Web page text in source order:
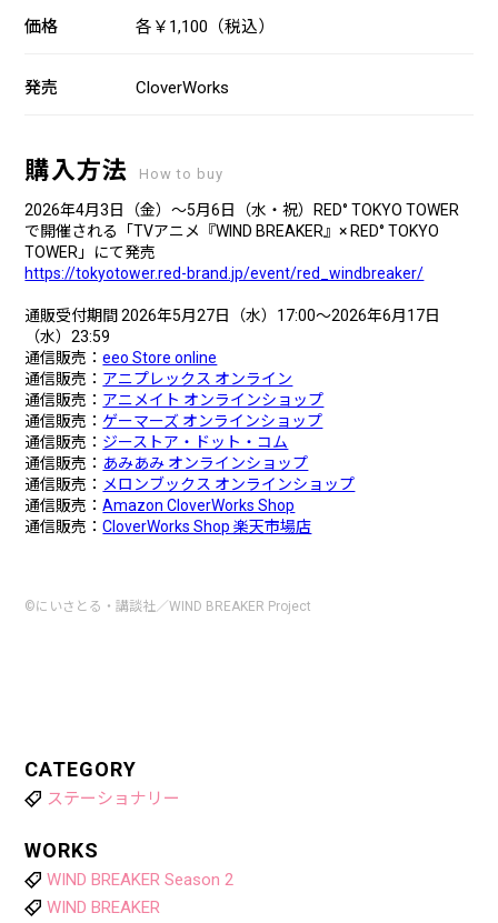
価格 各￥1,100（税込）
発売 CloverWorks
購入方法 How to buy
2026年4月3日（金）～5月6日（水・祝）RED° TOKYO TOWER
で開催される「TVアニメ『WIND BREAKER』× RED° TOKYO
TOWER」にて発売
https://tokyotower.red-brand.jp/event/red_windbreaker/
通販受付期間 2026年5月27日（水）17:00～2026年6月17日
（水）23:59
通信販売：eeo Store online
通信販売： アニプレックス オンライン
通信販売： アニメイト オンラインショップ
通信販売： ゲーマーズ オンラインショップ
通信販売： ジーストア・ドット・コム
通信販売： あみあみ オンラインショップ
通信販売： メロンブックス オンラインショップ
通信販売：Amazon CloverWorks Shop
通信販売：CloverWorks Shop 楽天市場店
©にいさとる・講談社／WIND BREAKER Project
CATEGORY
ステーショナリー
WORKS
WIND BREAKER Season 2
WIND BREAKER